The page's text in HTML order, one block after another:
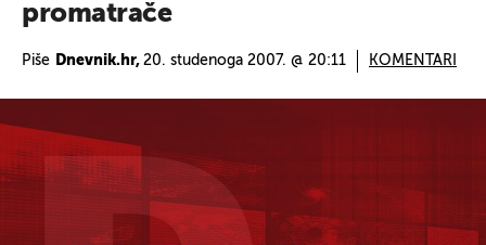
promatrače
Piše Dnevnik.hr, 20. studenoga 2007. @ 20:11 KOMENTARI